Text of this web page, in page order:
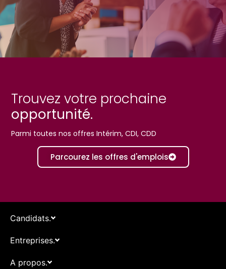
Trouvez votre prochaine
opportunité.
Parmi toutes nos offres Intérim, CDI, CDD
Parcourez les offres d'emplois
Candidats.
Entreprises.
A propos.